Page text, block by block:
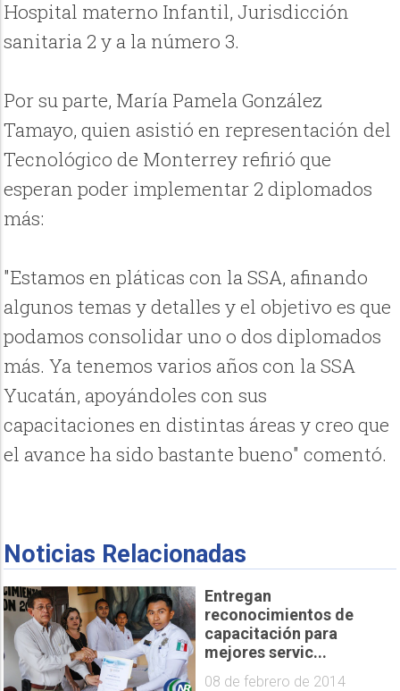
Hospital materno Infantil, Jurisdicción
sanitaria 2 y a la número 3.
Por su parte, María Pamela González
Tamayo, quien asistió en representación del
Tecnológico de Monterrey refirió que
esperan poder implementar 2 diplomados
más:
"Estamos en pláticas con la SSA, afinando
algunos temas y detalles y el objetivo es que
podamos consolidar uno o dos diplomados
más. Ya tenemos varios años con la SSA
Yucatán, apoyándoles con sus
capacitaciones en distintas áreas y creo que
el avance ha sido bastante bueno" comentó.
Noticias Relacionadas
Entregan
reconocimientos de
capacitación para
mejores servic...
08 de febrero de 2014